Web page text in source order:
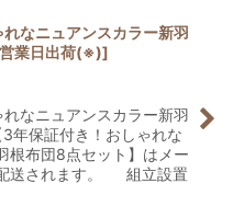
なニュアンスカラー新羽
業日出荷(※)]
なニュアンスカラー新羽
年保証付き！おしゃれな
根布団8点セット】はメー
送されます。 組立設置